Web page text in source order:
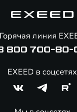
Горячая линия
800 700-80-
EXEED в соцсетях